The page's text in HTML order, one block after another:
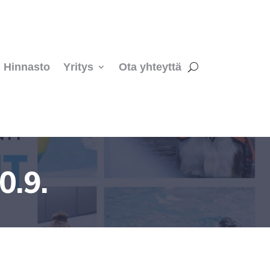
Hinnasto Yritys Ota yhteyttä